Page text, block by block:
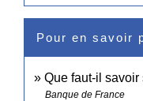
Pour en savoir
Que faut-il
Banque de France